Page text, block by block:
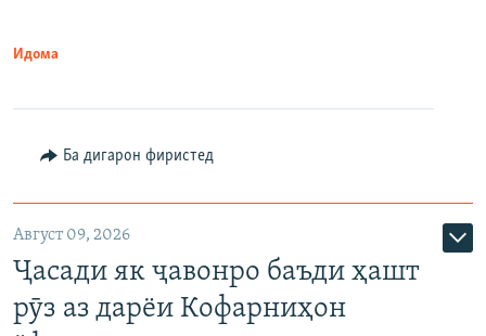
Идома
Ба дигарон фиристед
Август 09, 2026
Ҷасади як ҷавонро баъди ҳашт
рӯз аз дарёи Кофарниҳон